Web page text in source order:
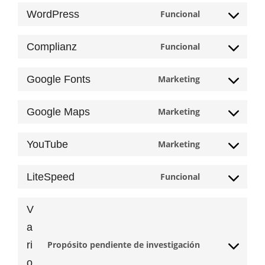
WordPress Funcional
Consent
service
Complianz Funcional
Consent
service
Google Fonts Marketing
Consent
service
Google Maps Marketing
Consent
service
YouTube Marketing
Consent
service
LiteSpeed Funcional
Consent
V
a
ri
o
Propósito pendiente de investigación
Consent